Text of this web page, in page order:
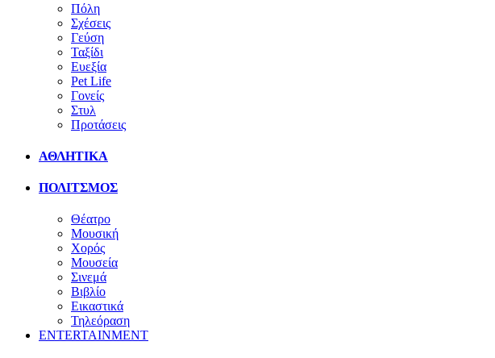
Πόλη
Σχέσεις
Γεύση
Ταξίδι
Ευεξία
Pet Life
Γονείς
Στυλ
Προτάσεις
ΑΘΛΗΤΙΚΑ
ΠΟΛΙΤΣΜΟΣ
Θέατρο
Μουσική
Χορός
Μουσεία
Σινεμά
Βιβλίο
Εικαστικά
Τηλεόραση
ENTERTAINMENT